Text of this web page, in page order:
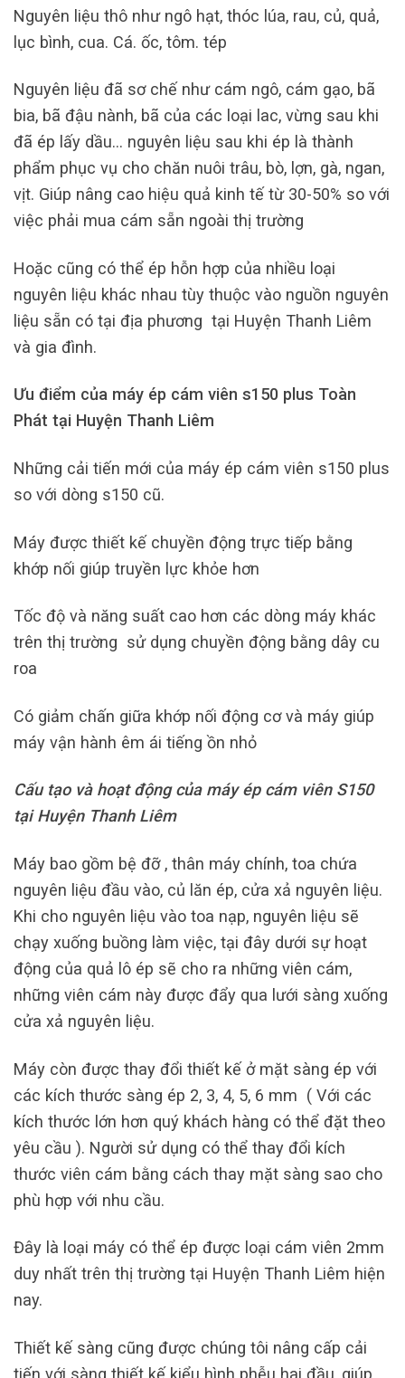
Nguyên liệu thô như ngô hạt, thóc lúa, rau, củ, quả,
lục bình, cua. Cá. ốc, tôm. tép
Nguyên liệu đã sơ chế như cám ngô, cám gạo, bã
bia, bã đậu nành, bã của các loại lac, vừng sau khi
đã ép lấy dầu… nguyên liệu sau khi ép là thành
phẩm phục vụ cho chăn nuôi trâu, bò, lợn, gà, ngan,
vịt. Giúp nâng cao hiệu quả kinh tế từ 30-50% so với
việc phải mua cám sẵn ngoài thị trường
Hoặc cũng có thể ép hỗn hợp của nhiều loại
nguyên liệu khác nhau tùy thuộc vào nguồn nguyên
liệu sẵn có tại địa phương tại Huyện Thanh Liêm
và gia đình.
Ưu điểm của máy ép cám viên s150 plus Toàn
Phát tại Huyện Thanh Liêm
Những cải tiến mới của máy ép cám viên s150 plus
so với dòng s150 cũ.
Máy được thiết kế chuyền động trực tiếp bằng
khớp nối giúp truyền lực khỏe hơn
Tốc độ và năng suất cao hơn các dòng máy khác
trên thị trường sử dụng chuyền động bằng dây cu
roa
Có giảm chấn giữa khớp nối động cơ và máy giúp
máy vận hành êm ái tiếng ồn nhỏ
Cấu tạo và hoạt động của máy ép cám viên S150
tại Huyện Thanh Liêm
Máy bao gồm bệ đỡ , thân máy chính, toa chứa
nguyên liệu đầu vào, củ lăn ép, cửa xả nguyên liệu.
Khi cho nguyên liệu vào toa nạp, nguyên liệu sẽ
chạy xuống buồng làm việc, tại đây dưới sự hoạt
động của quả lô ép sẽ cho ra những viên cám,
những viên cám này được đẩy qua lưới sàng xuống
cửa xả nguyên liệu.
Máy còn được thay đổi thiết kế ở mặt sàng ép với
các kích thước sàng ép 2, 3, 4, 5, 6 mm ( Với các
kích thước lớn hơn quý khách hàng có thể đặt theo
yêu cầu ). Người sử dụng có thể thay đổi kích
thước viên cám bằng cách thay mặt sàng sao cho
phù hợp với nhu cầu.
Đây là loại máy có thể ép được loại cám viên 2mm
duy nhất trên thị trường tại Huyện Thanh Liêm hiện
nay.
Thiết kế sàng cũng được chúng tôi nâng cấp cải
tiến với sàng thiết kế kiểu hình phễu hai đầu, giúp